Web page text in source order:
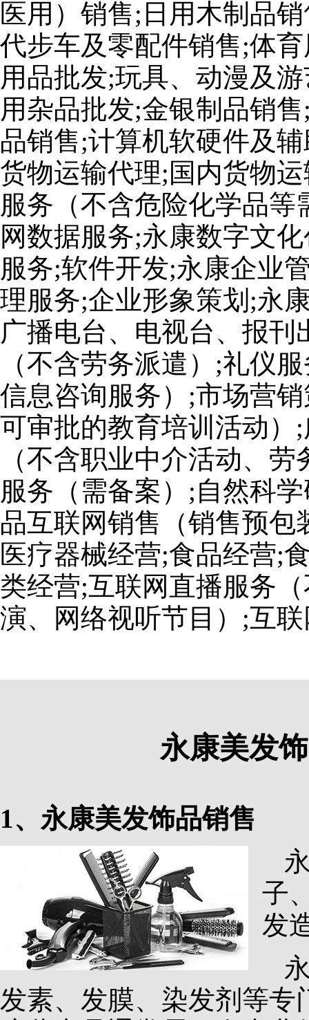
医用）销售;日用木制品
代步车及零配件销售;体
用品批发;玩具、动漫及
用杂品批发;金银制品销
品销售;计算机软硬件及
货物运输代理;国内货物
服务（不含危险化学品
网数据服务;永康数字文
服务;软件开发;永康企业
理服务;企业形象策划;永
广播电台、电视台、报
（不含劳务派遣）;礼仪
信息咨询服务）;市场营
可审批的教育培训活动）
（不含职业中介活动、
服务（需备案）;自然科
品互联网销售（销售预
医疗器械经营;食品经营;
类经营;互联网直播服务
演、网络视听节目）;互
永康美发
1、永康美发饰品销售
子
发
发素、发膜、染发剂等